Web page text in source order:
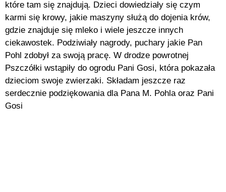
które tam się znajdują. Dzieci dowiedziały się czym
karmi się krowy, jakie maszyny służą do dojenia krów,
gdzie znajduje się mleko i wiele jeszcze innych
ciekawostek. Podziwiały nagrody, puchary jakie Pan
Pohl zdobył za swoją pracę. W drodze powrotnej
Pszczółki wstąpiły do ogrodu Pani Gosi, która pokazała
dzieciom swoje zwierzaki. Składam jeszcze raz
serdecznie podziękowania dla Pana M. Pohla oraz Pani
Gosi